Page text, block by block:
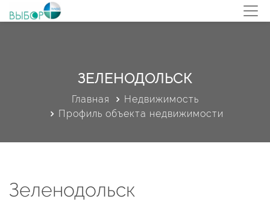
ЗЕЛЕНОДОЛЬСК
Главная
Недвижимость
Профиль объекта недвижимости
Зеленодольск